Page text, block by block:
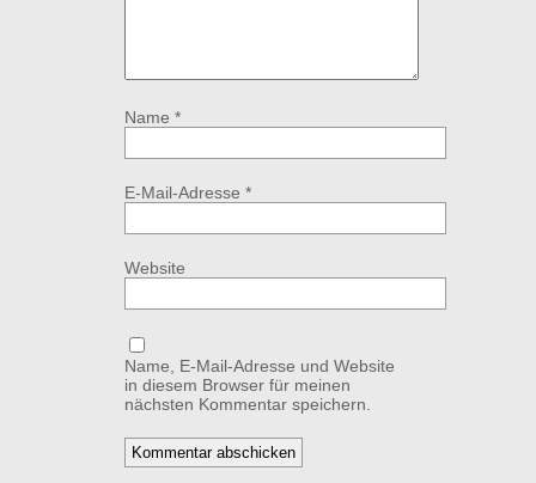
Name *
E-Mail-Adresse *
Website
Name, E-Mail-Adresse und Website
in diesem Browser für meinen
nächsten Kommentar speichern.